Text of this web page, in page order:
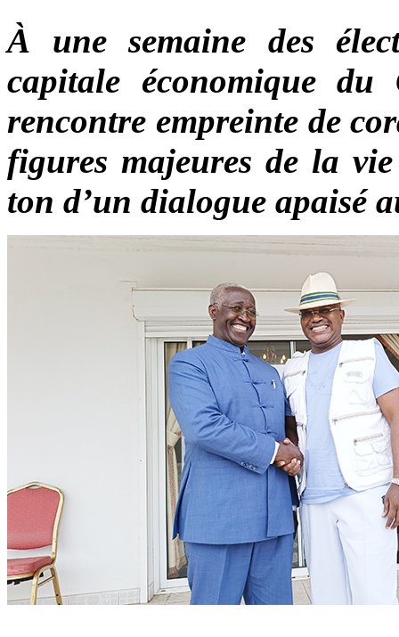
À une semaine des
capitale économique
rencontre empreinte de
figures majeures de la
ton d’un dialogue apaisé